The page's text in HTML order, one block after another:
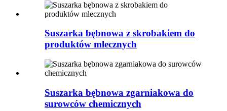
Suszarka bębnowa z skrobakiem do
produktów mlecznych
Suszarka bębnowa zgarniakowa do
surowców chemicznych